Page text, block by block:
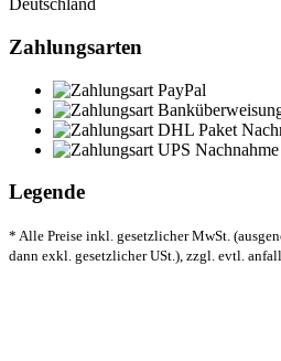
Deutschland
Zahlungsarten
Legende
* Alle Preise inkl. gesetzlicher MwSt.
dann exkl. gesetzlicher USt.), zzgl. evtl.